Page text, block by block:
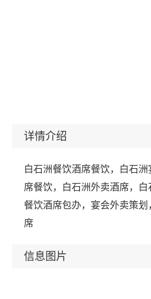
详情介绍
白石洲餐饮酒席餐饮，白石
席餐饮，白石洲外卖酒席，
餐饮酒席包办，宴会外卖策
席
信息图片